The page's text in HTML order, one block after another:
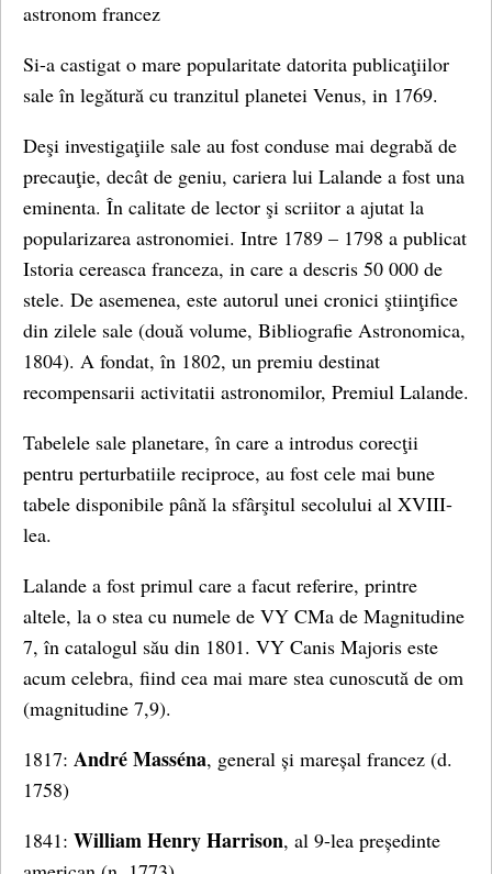
astronom francez
Si-a castigat o mare popularitate datorita publicaţiilor
sale în legătură cu tranzitul planetei Venus, in 1769.
Deşi investigaţiile sale au fost conduse mai degrabă de
precauţie, decât de geniu, cariera lui Lalande a fost una
eminenta. În calitate de lector şi scriitor a ajutat la
popularizarea astronomiei. Intre 1789 – 1798 a publicat
Istoria cereasca franceza, in care a descris 50 000 de
stele. De asemenea, este autorul unei cronici ştiinţifice
din zilele sale (două volume, Bibliografie Astronomica,
1804). A fondat, în 1802, un premiu destinat
recompensarii activitatii astronomilor, Premiul Lalande.
Tabelele sale planetare, în care a introdus corecţii
pentru perturbatiile reciproce, au fost cele mai bune
tabele disponibile până la sfârşitul secolului al XVIII-
lea.
Lalande a fost primul care a facut referire, printre
altele, la o stea cu numele de VY CMa de Magnitudine
7, în catalogul său din 1801. VY Canis Majoris este
acum celebra, fiind cea mai mare stea cunoscută de om
(magnitudine 7,9).
1817: André Masséna, general și mareșal francez (d.
1758)
1841: William Henry Harrison, al 9-lea președinte